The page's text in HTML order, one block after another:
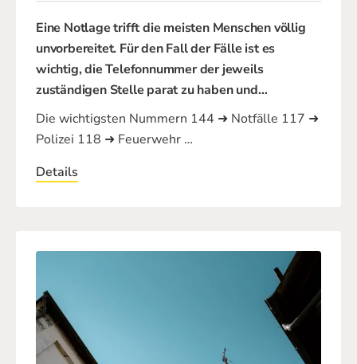
Eine Notlage trifft die meisten Menschen völlig
unvorbereitet. Für den Fall der Fälle ist es
wichtig, die Telefonnummer der jeweils
zuständigen Stelle parat zu haben und…
Die wichtigsten Nummern 144 ➜ Notfälle 117 ➜
Polizei 118 ➜ Feuerwehr …
Details